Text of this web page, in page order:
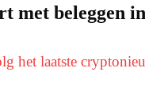
met beleggen